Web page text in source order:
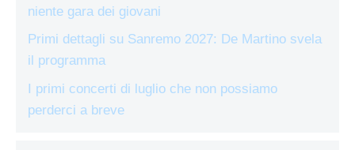
niente gara dei giovani
Primi dettagli su Sanremo 2027: De Martino svela
il programma
I primi concerti di luglio che non possiamo
perderci a breve